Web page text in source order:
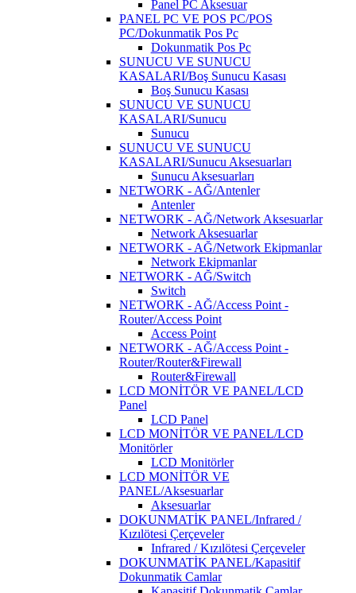
Panel PC Aksesuar
PANEL PC VE POS PC/POS
PC/Dokunmatik Pos Pc
Dokunmatik Pos Pc
SUNUCU VE SUNUCU
KASALARI/Boş Sunucu Kasası
Boş Sunucu Kasası
SUNUCU VE SUNUCU
KASALARI/Sunucu
Sunucu
SUNUCU VE SUNUCU
KASALARI/Sunucu Aksesuarları
Sunucu Aksesuarları
NETWORK - AĞ/Antenler
Antenler
NETWORK - AĞ/Network Aksesuarlar
Network Aksesuarlar
NETWORK - AĞ/Network Ekipmanlar
Network Ekipmanlar
NETWORK - AĞ/Switch
Switch
NETWORK - AĞ/Access Point -
Router/Access Point
Access Point
NETWORK - AĞ/Access Point -
Router/Router&Firewall
Router&Firewall
LCD MONİTÖR VE PANEL/LCD
Panel
LCD Panel
LCD MONİTÖR VE PANEL/LCD
Monitörler
LCD Monitörler
LCD MONİTÖR VE
PANEL/Aksesuarlar
Aksesuarlar
DOKUNMATİK PANEL/Infrared /
Kızılötesi Çerçeveler
Infrared / Kızılötesi Çerçeveler
DOKUNMATİK PANEL/Kapasitif
Dokunmatik Camlar